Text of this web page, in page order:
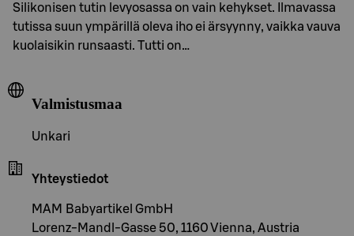
Silikonisen tutin levyosassa on vain kehykset. Ilmavassa
tutissa suun ympärillä oleva iho ei ärsyynny, vaikka vauva
kuolaisikin runsaasti. Tutti on…
Valmistusmaa
Unkari
Yhteystiedot
MAM Babyartikel GmbH
Lorenz-Mandl-Gasse 50, 1160 Vienna, Austria